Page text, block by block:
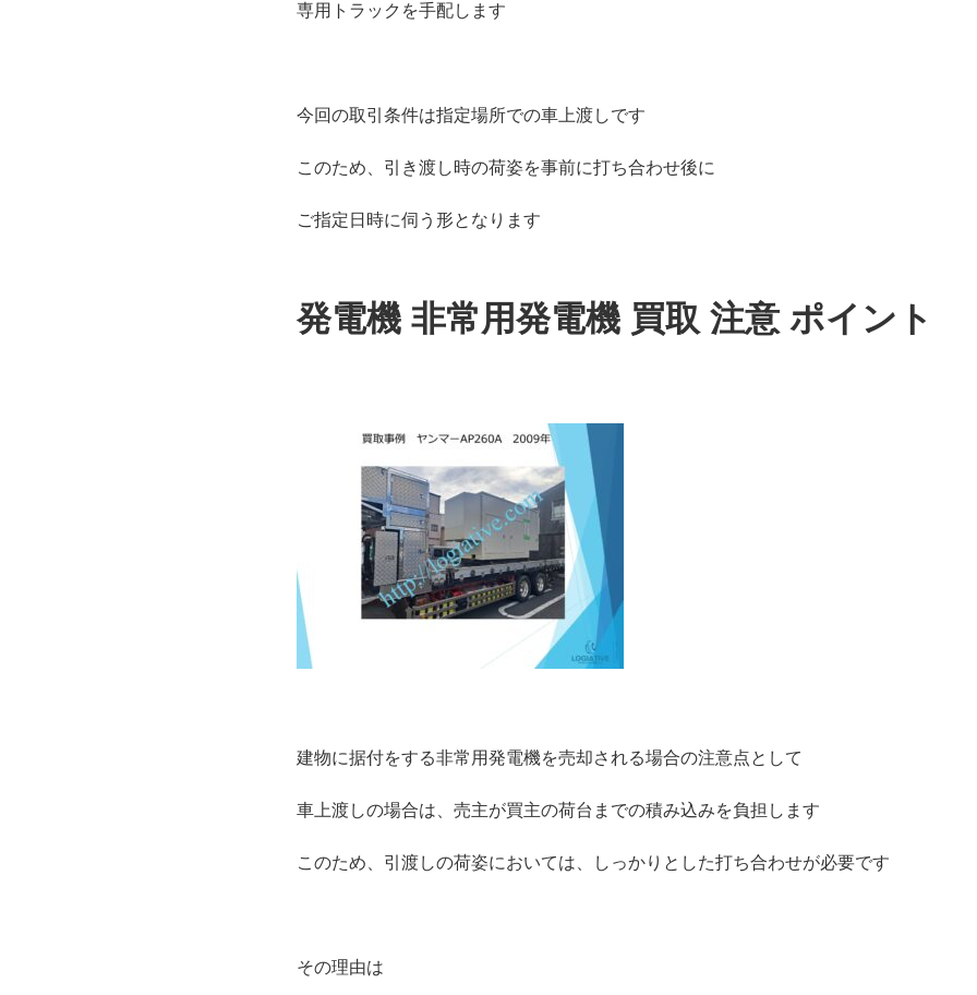
専用トラックを手配します
今回の取引条件は指定場所での車上渡しです
このため、引き渡し時の荷姿を事前に打ち合わせ後に
ご指定日時に伺う形となります
発電機 非常用発電機 買取 注意 ポイント
建物に据付をする非常用発電機を売却される場合の注意点として
車上渡しの場合は、売主が買主の荷台までの積み込みを負担します
このため、引渡しの荷姿においては、しっかりとした打ち合わせが必要です
その理由は